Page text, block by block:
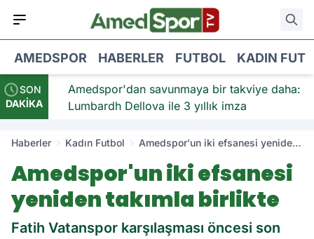
AMEDSPOR HABERLER FUTBOL KADIN
SON
DAKİKA
Amedspor'dan savunmaya bir takviye daha:
Lumbardh Dellova ile 3 yıllık imza
Haberler Kadın Futbol
Amedspor'un iki efsanesi yeniden
Amedspor'un iki efsanesi
yeniden takımla birlikte
Fatih Vatanspor karşılaşması öncesi son